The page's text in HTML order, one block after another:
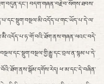
བདག་གཞན་བརྗེ་བ་སོགས་ཐབས་
ཕ་མ་དང་དེ་བཞིན་